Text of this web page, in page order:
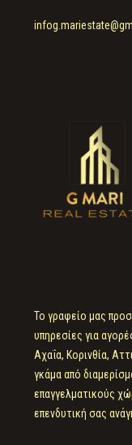
Το γραφείο μας
υπηρεσίες για
Αχαΐα, Κορινθία,
γκάμα από
επαγγελματικούς
επενδυτική σας